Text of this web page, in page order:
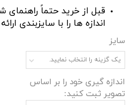
قبل از خرید حتماً راهنمای
اندازه ها را با سایزبندی
سایز
یک گزینه را انتخاب نمایید.
اندازه گیری خود را بر اساس
تصویر ثبت کنید: